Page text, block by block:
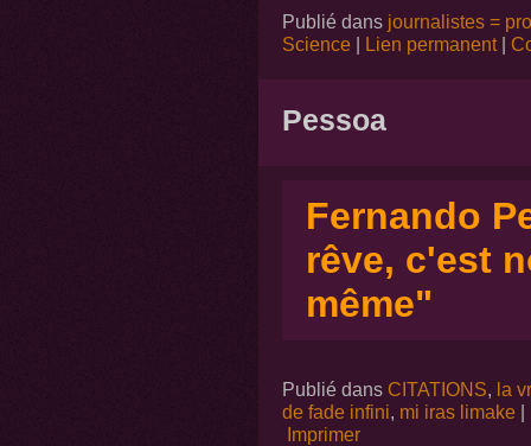
Publié dans journalistes =
Science| Lien permanent|
Pessoa
Fernando
rêve, c'est
même"
Publié dans CITATIONS, la
de fade infini, mi iras limake|
Imprimer